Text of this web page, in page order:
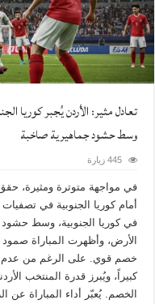
تعادل مثير: الأردن يُجبر كوريا
وسط حشود جماهيرية صاخبة
445 زيارة
أمام كوريا الجنوبية في
في كوريا الجنوبية، وسط
الأرض، وأظهرت المباراة
خصم قوي. على الرغم من عدم
كبيراً، ويُبرز قدرة المنتخب
الخصم. يُعبّر أداء المباراة عن